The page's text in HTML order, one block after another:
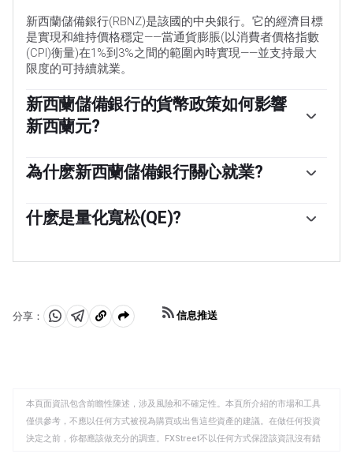
新西蘭儲備銀行(RBNZ)是該國的中央銀行。它的經濟目標
是實現和維持價格穩定——當通貨膨脹(以消費者價格指數
(CPI)衡量)在1%到3%之間的範圍內時實現——並支持最大
限度的可持續就業。
新西蘭儲備銀行的貨幣政策如何影響
新西蘭元?
決定適當的官方現金利率(OCR)水平。當通脹高於目標
時，央行將試圖通過提高關鍵的OCR來抑製通脹，提高家
西蘭元(NZD)來說通常是有利的，因為它們會導致更高的
收益率，使新西蘭對投資者更具吸引力。相反，低利率往
為什麽新西蘭儲備銀行關心就業?
動力市場可能會加劇通貨膨脹。新西蘭央行的「最大可持
續就業」目標被定義為勞動力資源的最高利用率，可以隨
業處於最大可持續水平時，將會出現低而穩定的通脹。然
率，以控製通脹。」
什麽是量化寬松(QE)?
量化寬松的貨幣政策工具。量化寬松是指新西蘭央行印製
貨幣供應，刺激經濟活動。量化寬松通常會導致新西蘭元
(NZD)走弱。當僅僅降低利率不太可能實現央行的目標
分享：
分 分 複
板
信息推送
本頁面資訊包含前瞻性陳述，涉及風險和不確定性。本頁所介紹的市場和工具
僅供參考，不應以任何方式被視為購買或出售這些資產的建議。在做任何投資
決定之前，你都應該做充分的調查。FXStreet不以任何方式保證該資訊沒有錯